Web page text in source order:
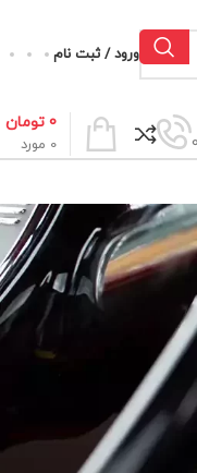
ورود / ثبت نام
0 مورد
0 تومان